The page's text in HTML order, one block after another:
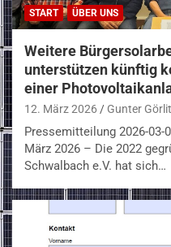
START ÜBER UNS
Weitere
unterstützen künftig
einer
12. März 2026 Gunter
Pressemitteilung 2026-03-
März 2026 – Die 2022
Schwalbach e.V. hat sich…